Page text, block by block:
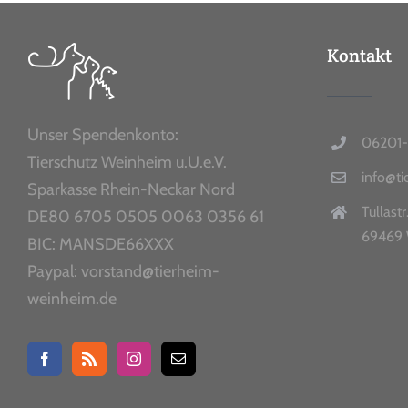
Unser Spendenkonto:
Tierschutz Weinheim u.U.e.V.
Sparkasse Rhein-Neckar Nord
DE80 6705 0505 0063 0356 61
BIC: MANSDE66XXX
Paypal: vorstand@tierheim-
weinheim.de
Kontakt
69469